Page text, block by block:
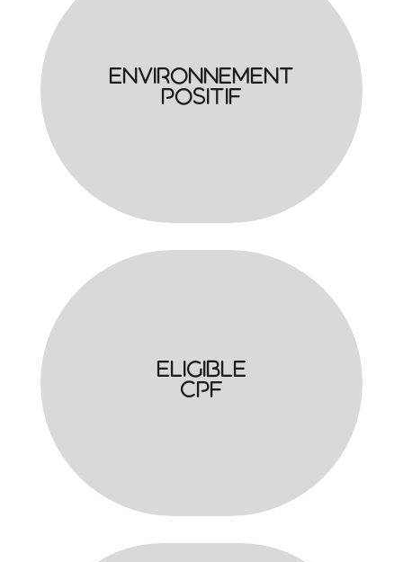
Environnement
positif
Eligible
CPF